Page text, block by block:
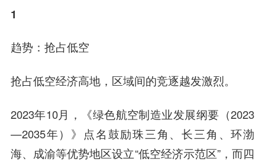
1
趋势：抢占低空
抢占低空经济高地，区域间的竞逐越发激烈。
2023年10月，《绿色航空制造业发展纲要（2023
—2035年）》点名鼓励珠三角、长三角、环渤
海、成渝等优势地区设立“低空经济示范区”，而四